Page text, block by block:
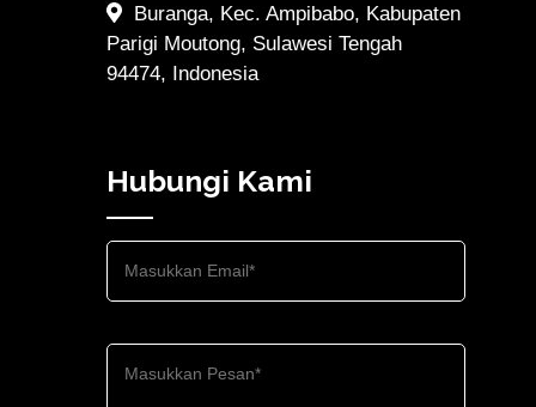
Buranga, Kec. Ampibabo, Kabupaten
Parigi Moutong, Sulawesi Tengah
94474, Indonesia
Hubungi Kami